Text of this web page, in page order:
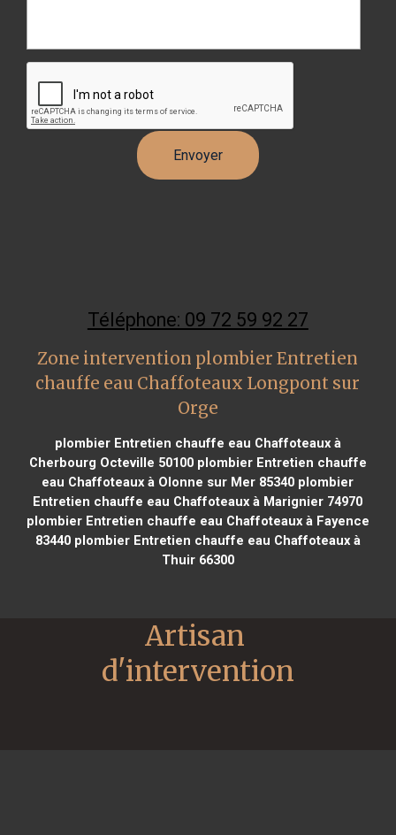
Téléphone: 09 72 59 92 27
Zone intervention plombier Entretien
chauffe eau Chaffoteaux Longpont sur
Orge
plombier Entretien chauffe eau Chaffoteaux à
Cherbourg Octeville 50100plombier Entretien chauffe
eau Chaffoteaux à Olonne sur Mer 85340 plombier
Entretien chauffe eau Chaffoteaux à Marignier 74970
plombier Entretien chauffe eau Chaffoteaux à Fayence
83440plombier Entretien chauffe eau Chaffoteaux à
Thuir 66300
Artisan
d'intervention